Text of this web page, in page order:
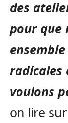
des
pour que
radicales
voulons
on lire